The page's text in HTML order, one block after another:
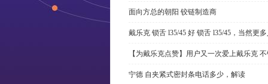
面向方总的朝阳 铰链制造商
戴乐克 锁舌 l35/45 好 锁舌 l35/45，当然更
【为戴乐克点赞】用户又一次爱上戴乐克
宁德 自夹紧式密封条电话多少，解读